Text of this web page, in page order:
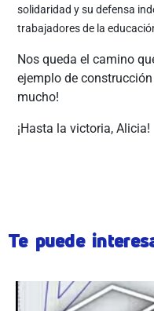
solidaridad y su defensa
trabajadores de la
Nos queda el camino
ejemplo de
mucho!
¡Hasta la victoria, Alicia!
Te puede